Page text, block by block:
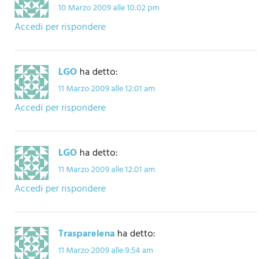
10 Marzo 2009 alle 10:02 pm
Accedi per rispondere
LGO ha detto:
11 Marzo 2009 alle 12:01 am
Accedi per rispondere
LGO ha detto:
11 Marzo 2009 alle 12:01 am
Accedi per rispondere
Trasparelenaha detto:
11 Marzo 2009 alle 9:54 am